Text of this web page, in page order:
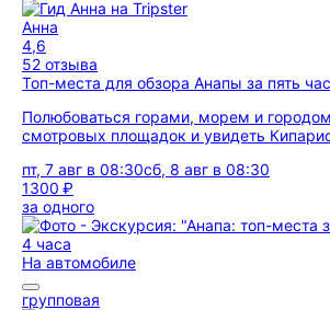
Анна
4,6
52 отзыва
Топ-места для обзора Анапы за пять
Полюбоваться горами, морем и
смотровых площадок и увидеть
пт, 7 авг в 08:30сб, 8 авг в 08:30
1300 ₽
за одного
4 часа
На автомобиле
групповая